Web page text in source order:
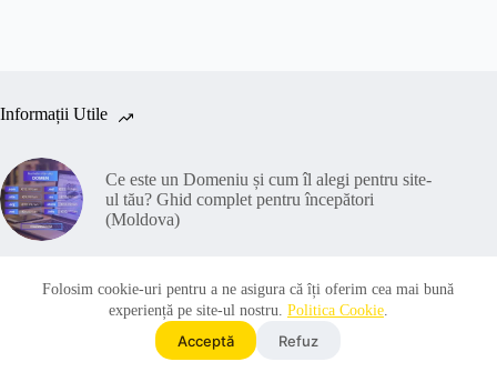
Folosim cookie-uri pentru a ne asigura că îți oferim cea mai bună
experiență pe site-ul nostru. Politica Cookie.
Acceptă Refuz
Informații Utile
Ce este un Domeniu și cum îl alegi pentru site-
ul tău? Ghid complet pentru începători
(Moldova)
Ce este Hostingul și cum alegi găzduirea
potrivită pentru website-ul tău (Ghid complet
2026)